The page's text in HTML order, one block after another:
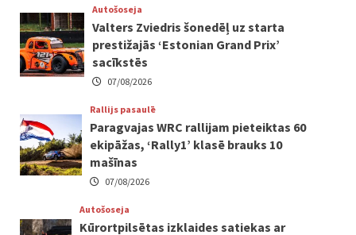
Autošoseja
Valters Zviedris šonedēļ uz starta
prestižajās ‘Estonian Grand Prix’
sacīkstēs
07/08/2026
Rallijs pasaulē
Paragvajas WRC rallijam pieteiktas 60
ekipāžas, ‘Rally1’ klasē brauks 10
mašīnas
07/08/2026
Autošoseja
Kūrortpilsētas izklaides satiekas ar